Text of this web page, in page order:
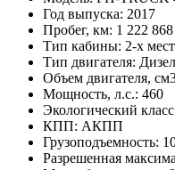
Год выпуска: 2017
Пробег, км: 1 222 868
Тип кабины: 2-х
Тип двигателя:
Объем двигателя,
Мощность, л.с.: 460
Экологический
КПП: АКПП
Грузоподъемность:
Разрешенная